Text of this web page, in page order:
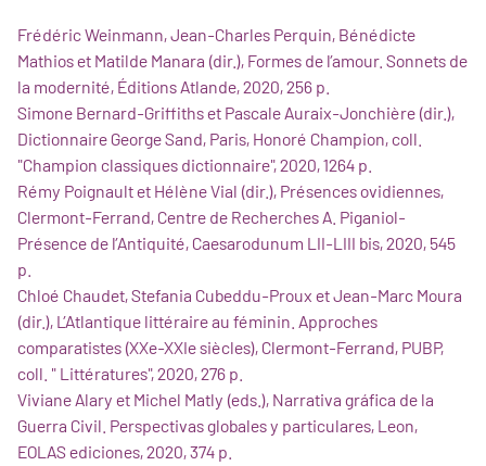
Frédéric Weinmann, Jean-Charles Perquin, Bénédicte
Mathios et Matilde Manara (dir.), Formes de l’amour. Sonnets de
la modernité, Éditions Atlande, 2020, 256 p.
Simone Bernard-Griffiths et Pascale Auraix-Jonchière (dir.),
Dictionnaire George Sand, Paris, Honoré Champion, coll.
"Champion classiques dictionnaire", 2020, 1264 p.
Rémy Poignault et Hélène Vial (dir.), Présences ovidiennes,
Clermont-Ferrand, Centre de Recherches A. Piganiol-
Présence de l’Antiquité, Caesarodunum LII-LIII bis, 2020, 545
p.
Chloé Chaudet, Stefania Cubeddu-Proux et Jean-Marc Moura
(dir.), L’Atlantique littéraire au féminin. Approches
comparatistes (XXe-XXIe siècles), Clermont-Ferrand, PUBP,
coll. " Littératures", 2020, 276 p.
Viviane Alary et Michel Matly (eds.), Narrativa gráfica de la
Guerra Civil. Perspectivas globales y particulares, Leon,
EOLAS ediciones, 2020, 374 p.